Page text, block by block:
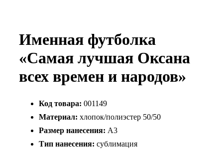
Именная футболка
«Самая лучшая Оксана
всех времен и народов»
Код товара: 001149
Материал: хлопок/полиэстер 50/50
Размер нанесения: А3
Тип нанесения: сублимация